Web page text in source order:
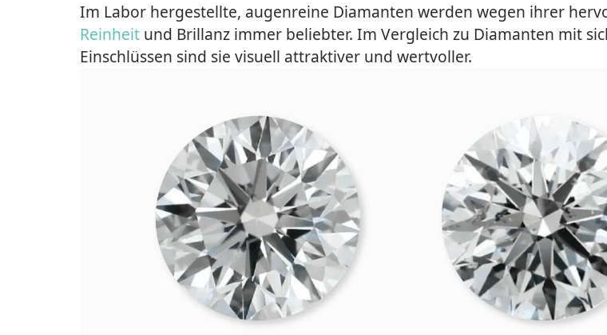
Im Labor hergestellte, augenreine Diamanten werden wegen ihrer
Reinheit und Brillanz immer beliebter. Im Vergleich zu Diamanten mit
Einschlüssen sind sie visuell attraktiver und wertvoller.